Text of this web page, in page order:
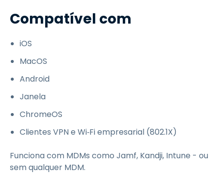
Compatível com
iOS
MacOS
Android
Janela
ChromeOS
Clientes VPN e Wi‑Fi empresarial (802.1X)
Funciona com MDMs como Jamf, Kandji, Intune - ou
sem qualquer MDM.